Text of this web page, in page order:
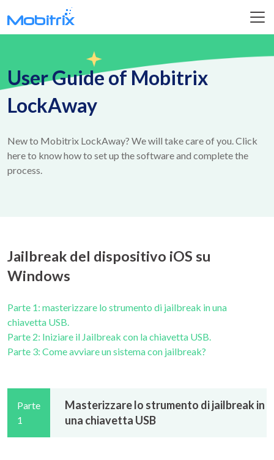
User Guide of Mobitrix
LockAway
New to Mobitrix LockAway? We will take care of you. Click
here to know how to set up the software and complete the
process.
Jailbreak del dispositivo iOS su
Windows
Parte 1: masterizzare lo strumento di jailbreak in una
chiavetta USB.
Parte 2: Iniziare il Jailbreak con la chiavetta USB.
Parte 3: Come avviare un sistema con jailbreak?
Parte
1
Masterizzare lo strumento di jailbreak in
una chiavetta USB